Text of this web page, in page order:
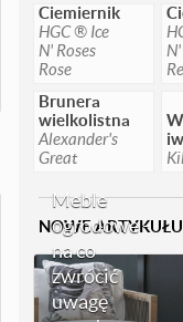
Ciemiernik
HGC ® Ice
N' Roses
Rose
Brunera
wielkolistna
Alexander's
Great
NOWE ARTYKUŁU
Meble
ogrodowe -
na co
zwrócić
uwagę